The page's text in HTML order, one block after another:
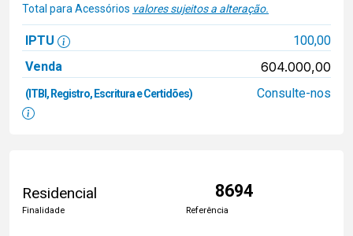
Total para Acessórios valores sujeitos a alteração.
IPTU
100,00
Venda
604.000,00
(ITBI, Registro, Escritura e Certidões) Consulte-nos
Residencial
Finalidade
8694
Referência